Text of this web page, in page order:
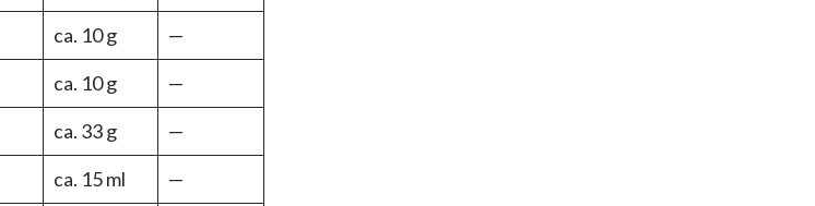
ca. 10 g
—
ca. 10 g
—
ca. 33 g
—
ca. 15 ml
—